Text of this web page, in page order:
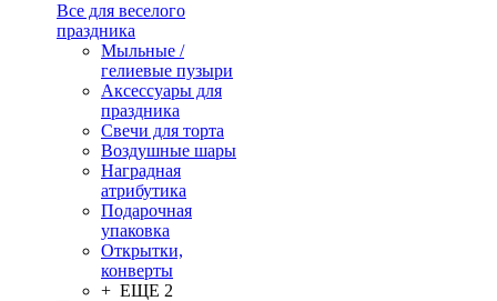
Все для веселого
праздника
Мыльные /
гелиевые пузыри
Аксессуары для
праздника
Свечи для торта
Воздушные шары
Наградная
атрибутика
Подарочная
упаковка
Открытки,
конверты
+ ЕЩЕ 2